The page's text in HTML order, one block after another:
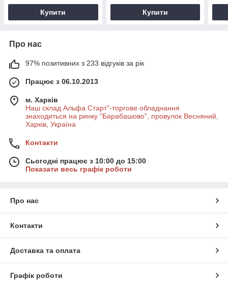
Купити Купити
Про нас
97% позитивних з 233 відгуків за рік
Працює з 06.10.2013
м. Харків
Наш склад Альфа Старт"-торгове обладнання
знаходиться на ринку "Барабашово", провулок Весняний,
Харків, Україна
Контакти
Сьогодні працює з 10:00 до 15:00
Показати весь графік роботи
Про нас
Контакти
Доставка та оплата
Графік роботи